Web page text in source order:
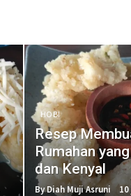
HOBI
Resep
Rumahan
dan Kenyal
By Diah Muji Asruni